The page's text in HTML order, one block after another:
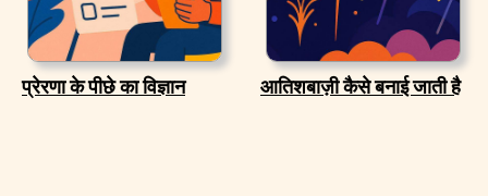
प्रेरणा के पीछे का विज्ञान आतिशबाज़ी कैसे बनाई जाती है